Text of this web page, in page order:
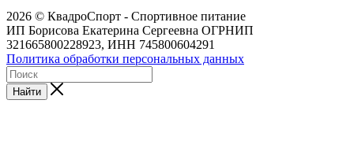
2026 © КвадроСпорт - Спортивное питание
ИП Борисова Екатерина Сергеевна ОГРНИП
321665800228923, ИНН 745800604291
Политика обработки персональных данных
Найти